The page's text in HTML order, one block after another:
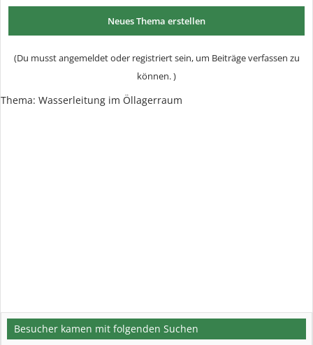
Neues Thema erstellen
(Du musst angemeldet oder registriert sein, um Beiträge verfassen zu
können. )
Thema: Wasserleitung im Öllagerraum
Besucher kamen mit folgenden Suchen